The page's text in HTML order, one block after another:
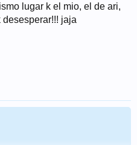
lugar k el mio, el de ari,
jaja